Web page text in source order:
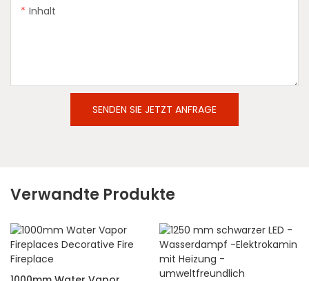
Inhalt
SENDEN SIE JETZT ANFRAGE
Verwandte Produkte